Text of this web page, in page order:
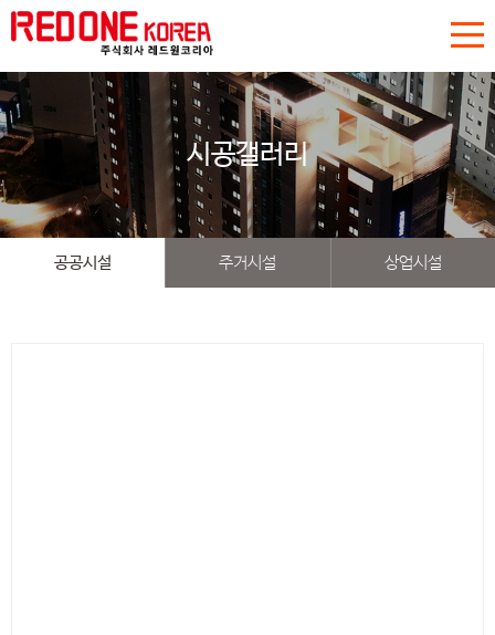
시공갤러리
공공시설 주거시설 상업시설